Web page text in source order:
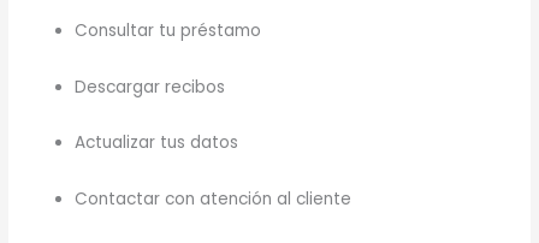
Consultar tu préstamo
Descargar recibos
Actualizar tus datos
Contactar con atención al cliente